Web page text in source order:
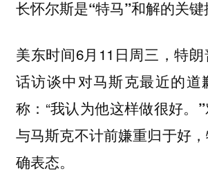
长怀尔斯是“特马”和解的关键
美东时间6月11日周三，特
话访谈中对马斯克最近的道
称：“我认为他这样做很好。
与马斯克不计前嫌重归于好
确表态。